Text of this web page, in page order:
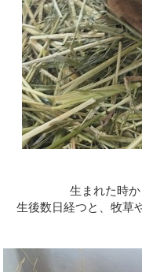
生まれた時
生後数日経つと、牧草